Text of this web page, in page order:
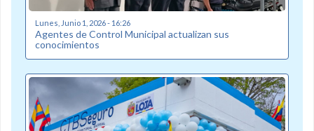
Lunes, Junio 1, 2026 - 16:26
Agentes de Control Municipal actualizan sus
conocimientos